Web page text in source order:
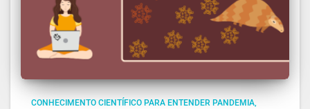
CONHECIMENTO CIENTÍFICO PARA ENTENDER PANDEMIA